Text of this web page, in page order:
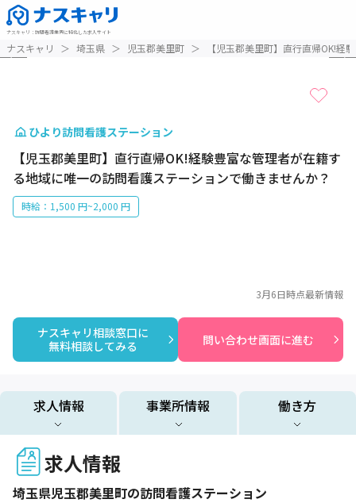
ナスキャリ ： 訪問看護業界に特化した求人サイト
ナスキャリ ＞ 埼玉県 ＞ 児玉郡美里町 ＞ 【児玉郡美里町】直行直帰OK!
ひより訪問看護ステーション
【児玉郡美里町】直行直帰OK!経験豊富な管理者が在籍す
る地域に唯一の訪問看護ステーションで働きませんか？
時給：1,500 円~2,000 円
ナスキャリ相談窓口に
無料相談してみる
問い合わせ画面に進む
3月6日時点最新情報
求人情報 事業所情報 働き方
求人情報
埼玉県児玉郡美里町の訪問看護ステーション